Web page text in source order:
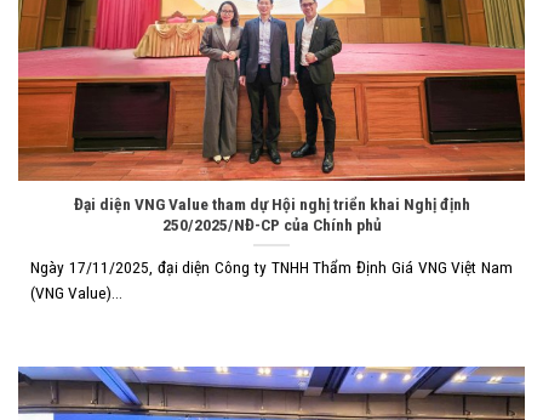
Đại diện VNG Value tham dự Hội nghị triển khai Nghị định
250/2025/NĐ-CP của Chính phủ
Ngày 17/11/2025, đại diện Công ty TNHH Thẩm Định Giá VNG Việt Nam
(VNG Value)...